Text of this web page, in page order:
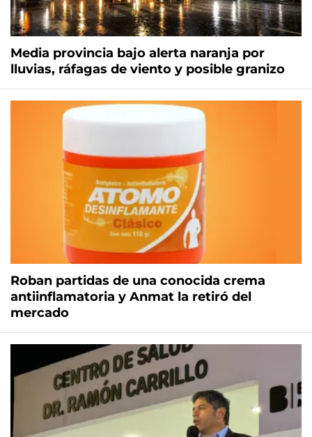
Media provincia bajo alerta naranja por
lluvias, ráfagas de viento y posible granizo
Roban partidas de una conocida crema
antiinflamatoria y Anmat la retiró del
mercado